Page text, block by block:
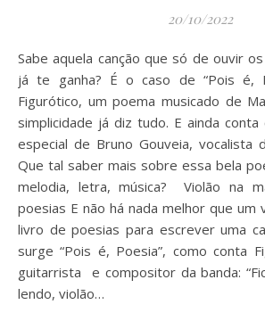
20/10/2022
Sabe aquela canção que só de ouvir os primeiros acordes
já te ganha? É o caso de “Pois é,
Figurótico, um poema musicado de
simplicidade já diz tudo. E ainda conta
especial de Bruno Gouveia, vocalista
Que tal saber mais sobre essa bela
melodia, letra, música? Violão na
poesias E não há nada melhor que um
livro de poesias para escrever uma
surge “Pois é, Poesia”, como conta
guitarrista e compositor da banda:
lendo, violão…